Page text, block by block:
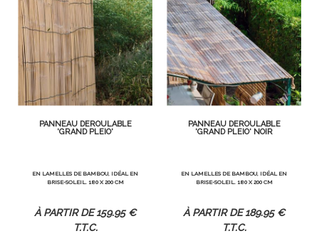
PANNEAU DÉROULABLE
'GRAND PLEIO'
EN LAMELLES DE BAMBOU, IDÉAL EN
BRISE-SOLEIL. 180 X 200 CM
159.95 €
T.T.C.
PANNEAU DÉROULABLE
'GRAND PLEIO' NOIR
EN LAMELLES DE BAMBOU, IDÉAL EN
BRISE-SOLEIL. 180 X 200 CM
189.95 €
T.T.C.